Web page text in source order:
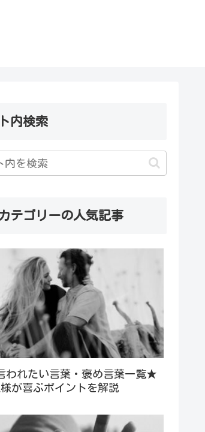
内検索
テゴリーの人気記事
われたい言葉・褒め言葉一覧★
が喜ぶポイントを解説